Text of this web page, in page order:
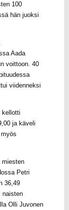
100
hän juoksi
Aada
voittoon. 40
viidenneksi
kellotti
ja käveli
miesten
Petri
36,49
naisten
Olli Juvonen